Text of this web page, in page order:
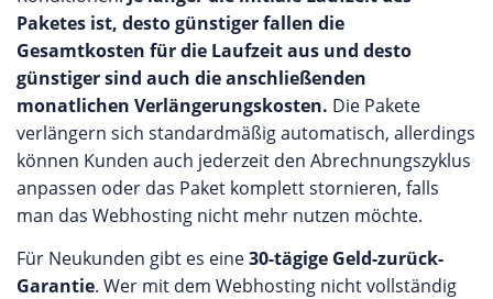
Paketes ist, desto günstiger fallen die
Gesamtkosten für die Laufzeit aus und desto
günstiger sind auch die anschließenden
monatlichen Verlängerungskosten. Die Pakete
verlängern sich standardmäßig automatisch, allerdings
können Kunden auch jederzeit den Abrechnungszyklus
anpassen oder das Paket komplett stornieren, falls
man das Webhosting nicht mehr nutzen möchte.
Für Neukunden gibt es eine30-tägige Geld-zurück-
Garantie. Wer mit dem Webhosting nicht vollständig